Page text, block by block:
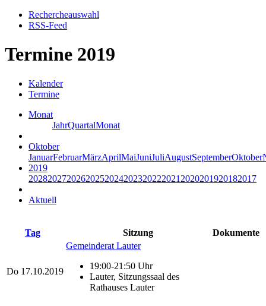
Rechercheauswahl
RSS-Feed
Termine 2019
Kalender
Termine
Monat
JahrQuartalMonat
Oktober
JanuarFebruarMärzAprilMaiJuniJuliAugustSeptemberOktober
2019
20282027202620252024202320222021 2020201920182017
Aktuell
Tag Sitzung Dokumente
Do 17.10.2019
Gemeinderat Lauter
19:00-21:50 Uhr
Lauter, Sitzungssaal des
Rathauses Lauter